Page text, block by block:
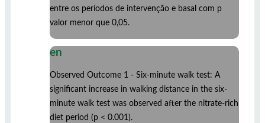
entre os períodos de intervenção e basal com p
valor menor que 0,05.
en
Observed Outcome 1 - Six-minute walk test: A
significant increase in walking distance in the six-
minute walk test was observed after the nitrate-rich
diet period (p < 0.001).